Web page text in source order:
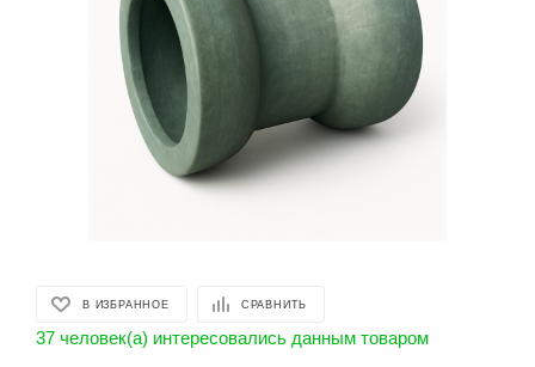
В ИЗБРАННОЕ СРАВНИТЬ
37 человек(а) интересовались данным товаром